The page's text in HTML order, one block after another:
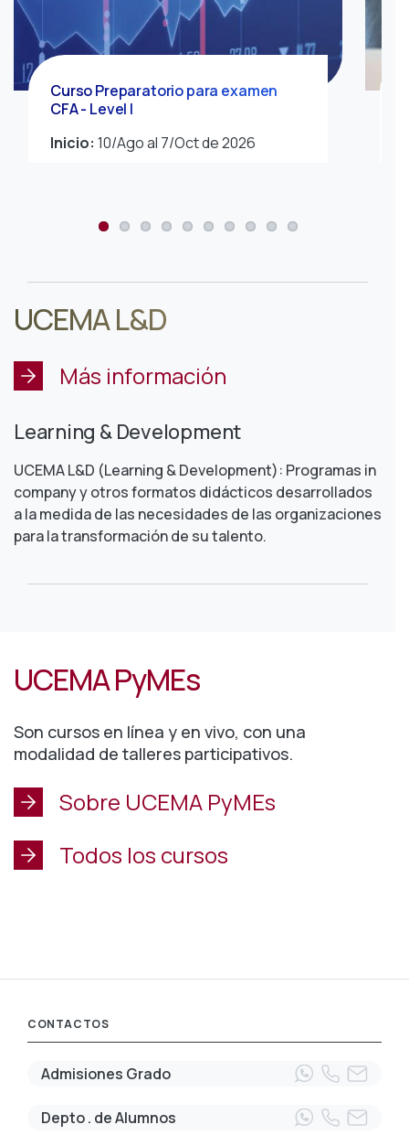
Curso Preparatorio para examen
CFA - Level I
Inicio: 10/Ago al 7/Oct de 2026
UCEMA L&D
Más información
Learning & Development
UCEMA L&D (Learning & Development): Programas in
company y otros formatos didácticos desarrollados
a la medida de las necesidades de las organizaciones
para la transformación de su talento.
UCEMA PyMEs
Son cursos en línea y en vivo, con una
modalidad de talleres participativos.
Sobre UCEMA PyMEs
Todos los cursos
CONTACTOS
Admisiones Grado
Depto . de Alumnos